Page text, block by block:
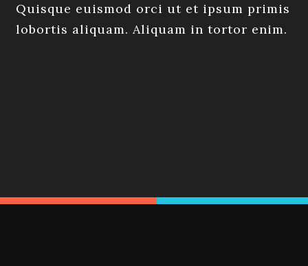
Quisque euismod orci ut et ipsum primis
lobortis aliquam. Aliquam in tortor enim.